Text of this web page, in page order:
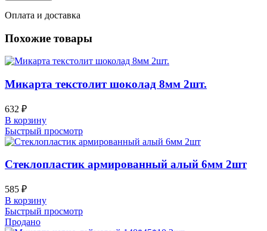
Оплата и доставка
Похожие товары
Микарта текстолит шоколад 8мм 2шт.
632 ₽
В корзину
Быстрый просмотр
Стеклопластик армированный алый 6мм 2шт
585 ₽
В корзину
Быстрый просмотр
Продано